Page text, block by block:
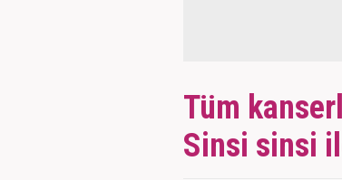
Tüm
Sinsi sinsi